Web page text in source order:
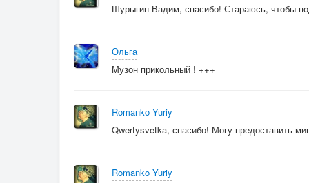
Шурыгин Вадим, спасибо! Стараюсь, чтобы
Ольга
Музон прикольный ! +++
Romanko Yuriy
Qwertysvetka, спасибо! Могу предоставить
Romanko Yuriy